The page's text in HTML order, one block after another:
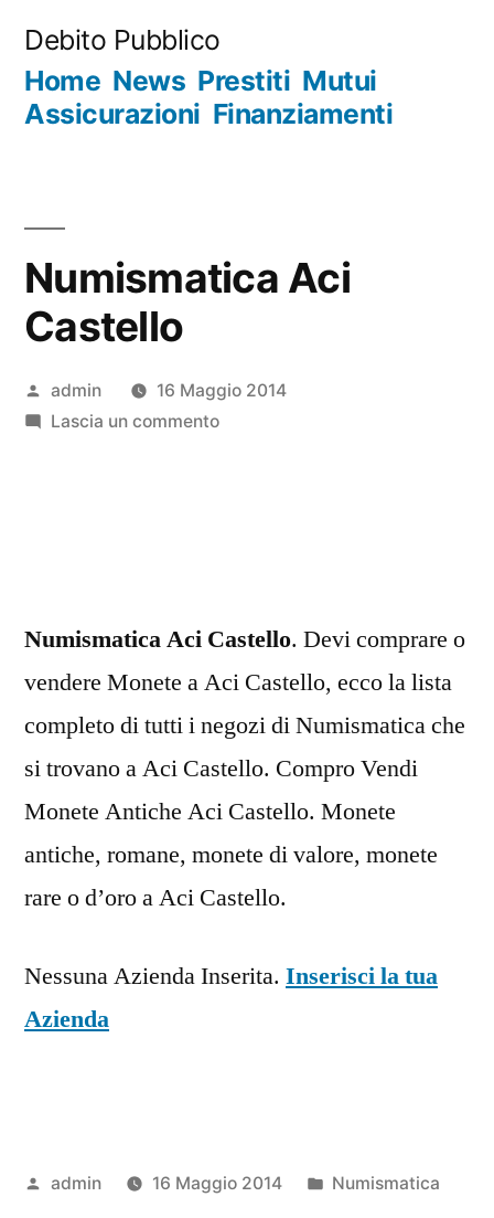
contenuto
Debito Pubblico
Home News Prestiti Mutui
Assicurazioni Finanziamenti
Numismatica Aci
Castello
Pubblicato
da
admin
16 Maggio 2014
Lascia un commentosu
Numismatica Aci Castello. Devi comprare o
vendere Monete a Aci Castello, ecco la lista
completo di tutti i negozi di Numismatica che
si trovano a Aci Castello. Compro Vendi
Monete Antiche Aci Castello. Monete
antiche, romane, monete di valore, monete
rare o d’oro a Aci Castello.
Nessuna Azienda Inserita. Inserisci la tua
Azienda
Pubblicato
admin 16 Maggio 2014
Pubblicato
Numismatica